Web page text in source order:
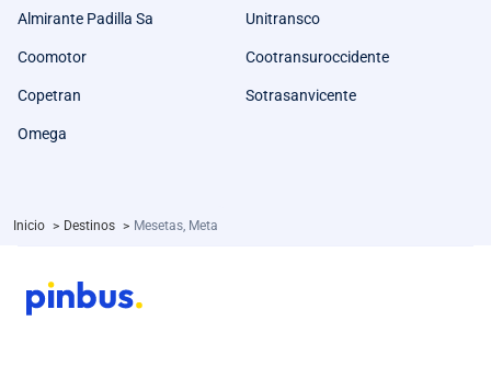
Almirante Padilla Sa Unitransco
Coomotor Cootransuroccidente
Copetran Sotrasanvicente
Omega
Inicio > Destinos > Mesetas, Meta